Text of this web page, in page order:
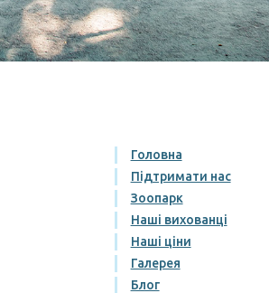
Головна
Підтримати нас
Зоопарк
Наші вихованці
Наші ціни
Галерея
Блог